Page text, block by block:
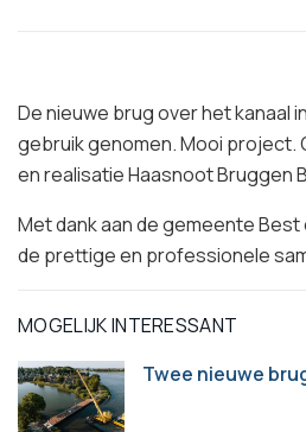
De nieuwe brug over het kanaal
gebruik genomen. Mooi project.
en realisatie Haasnoot Bruggen
Met dank aan de gemeente
de prettige en professionele
MOGELIJK INTERESSANT
Twee nieuwe